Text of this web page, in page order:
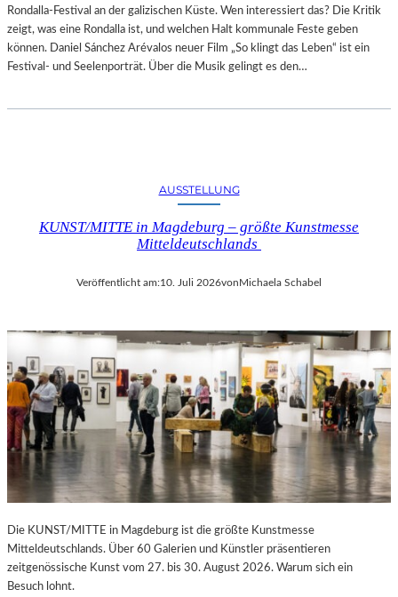
Rondalla-Festival an der galizischen Küste. Wen interessiert das? Die Kritik
zeigt, was eine Rondalla ist, und welchen Halt kommunale Feste geben
können. Daniel Sánchez Arévalos neuer Film „So klingt das Leben“ ist ein
Festival- und Seelenporträt. Über die Musik gelingt es den…
AUSSTELLUNG
KUNST/MITTE in Magdeburg – größte Kunstmesse
Mitteldeutschlands
Veröffentlicht am:10. Juli 2026vonMichaela Schabel
Die KUNST/MITTE in Magdeburg ist die größte Kunstmesse
Mitteldeutschlands. Über 60 Galerien und Künstler präsentieren
zeitgenössische Kunst vom 27. bis 30. August 2026. Warum sich ein
Besuch lohnt.